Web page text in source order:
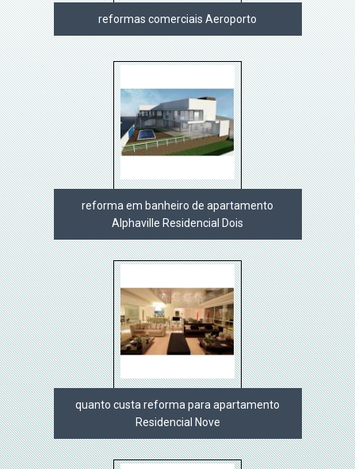
reformas comerciais Aeroporto
reforma em banheiro de apartamento
Alphaville Residencial Dois
quanto custa reforma para apartamento
Residencial Nove